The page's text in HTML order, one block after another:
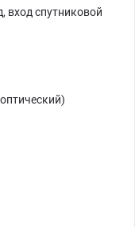
вход спутниковой